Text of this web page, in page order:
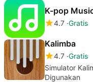
K-pop
4.7 Gratis
Kalimba
4.7 Gratis
Simulator
Digunakan